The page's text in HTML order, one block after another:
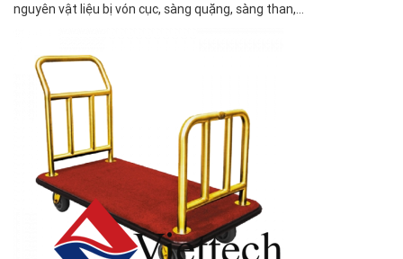
nguyên vật liệu bị vón cục, sàng quặng, sàng than,…